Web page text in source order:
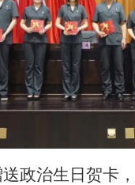
政治生日贺卡